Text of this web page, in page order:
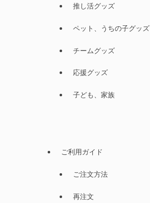
推し活グッズ
ペット、うちの子グッズ
チームグッズ
応援グッズ
子ども、家族
ご利用ガイド
ご注文方法
再注文